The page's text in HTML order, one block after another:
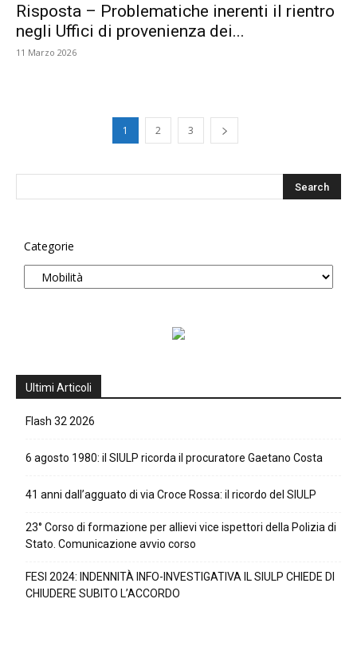
Risposta – Problematiche inerenti il rientro
negli Uffici di provenienza dei...
11 Marzo 2026
1 2 3
Categorie
Ultimi Articoli
Flash 32 2026
6 agosto 1980: il SIULP ricorda il procuratore Gaetano Costa
41 anni dall’agguato di via Croce Rossa: il ricordo del SIULP
23° Corso di formazione per allievi vice ispettori della Polizia di
Stato. Comunicazione avvio corso
FESI 2024: INDENNITÀ INFO-INVESTIGATIVA IL SIULP CHIEDE DI
CHIUDERE SUBITO L’ACCORDO